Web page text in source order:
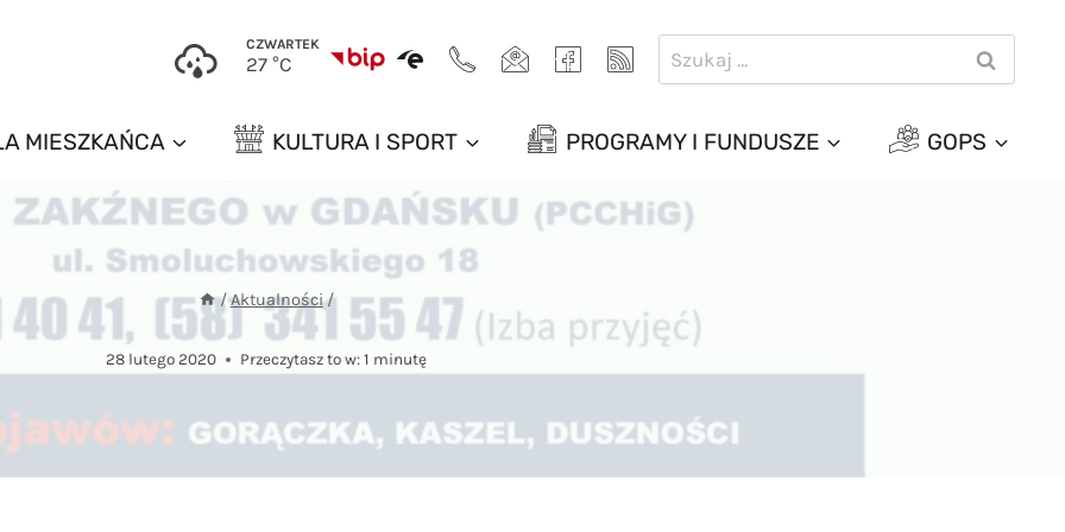
CZWARTEK
27 °C
Szukaj:
MIESZKAŃCA KULTURA I SPORT PROGRAMY I FUNDUSZE GOPS
/Aktualności/
28 lutego 2020 Przeczytasz to w: 1 minutę